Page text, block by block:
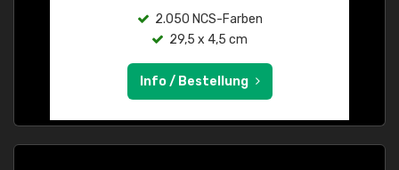
2.050 NCS-Farben
29,5 x 4,5 cm
Info / Bestellung